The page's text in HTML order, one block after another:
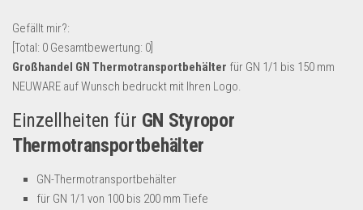
Münzen
Spielzeug & Games
Uhren & Schmuck
Wohnen & Einrichten
Restposten-Angebote
Gefällt mir?:
[Total: 0 Gesamtbewertung: 0
Großhandel GN Thermotransportbehälter für GN 1/1 bis 150 mm
NEUWARE auf Wunsch bedruckt mit Ihren Logo.
Einzellheiten für GN Styropor
Thermotransportbehälter
GN-Thermotransportbehälter
für GN 1/1 von 100 bis 200 mm Tiefe